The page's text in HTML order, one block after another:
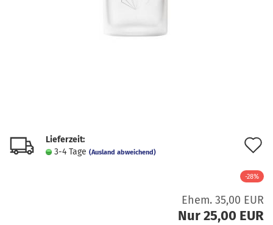
Lieferzeit:
3-4 Tage (Ausland abweichend)
-28%
Ehem. 35,00 EUR
Nur 25,00 EUR